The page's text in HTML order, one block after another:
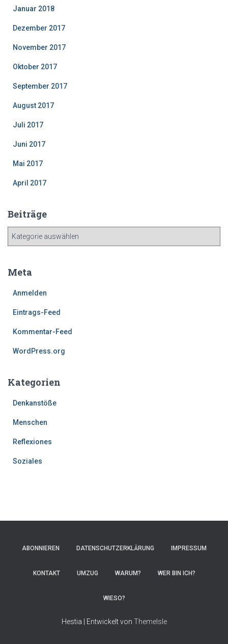
Januar 2018
Dezember 2017
November 2017
Oktober 2017
September 2017
August 2017
Juli 2017
Juni 2017
Mai 2017
April 2017
Beiträge
rMeta
Anmelden
Eintrags-Feed
Kommentar-Feed
WordPress.org
Kategorien
Denkanstöße
Menschen
Reflexiones
Soziales
ABONNIEREN DATENSCHUTZERKLÄRUNG IMPRESSUM
KONTAKT UMZUG WARUM? WER BIN ICH?
WIESO?
Hestia | Entwickelt von ThemeIsle